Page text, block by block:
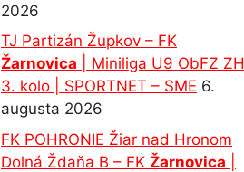
2026
TJ Partizán Župkov – FK
Žarnovica | Miniliga U9 ObFZ ZH
3. kolo | SPORTNET – SME 6.
augusta 2026
FK POHRONIE Žiar nad Hronom
Dolná Ždaňa B – FK Žarnovica